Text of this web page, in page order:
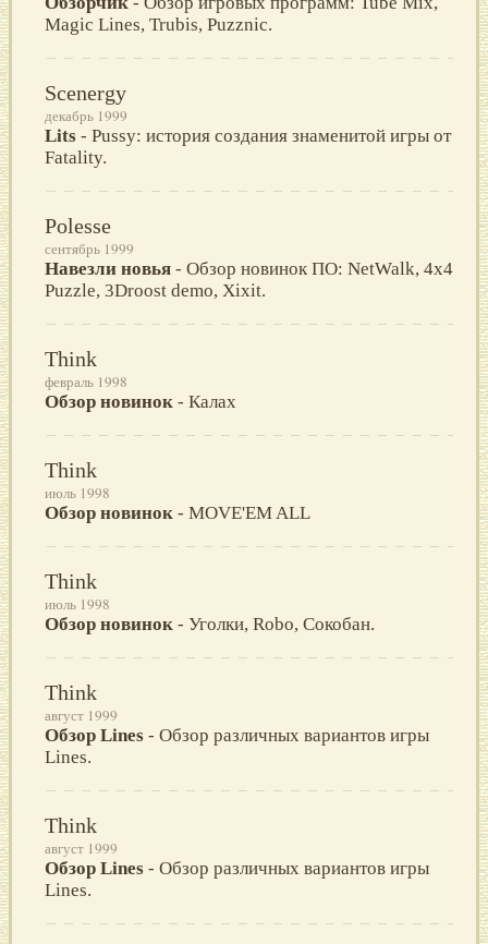
Magic Lines, Trubis, Puzznic.
Scenergy
декабрь 1999
Lits - Pussy: история создания знаменитой игры от
Fatality.
Polesse
сентябрь 1999
Навезли новья - Обзор новинок ПО: NetWalk, 4x4
Puzzle, 3Droost demo, Xixit.
Think
февраль 1998
Обзор новинок - Калах
Think
июль 1998
Обзор новинок - MOVE'EM ALL
Think
июль 1998
Обзор новинок - Уголки, Robo, Сокобан.
Think
август 1999
Обзор Lines - Обзор различных вариантов игры
Lines.
Think
август 1999
Обзор Lines - Обзор различных вариантов игры
Lines.